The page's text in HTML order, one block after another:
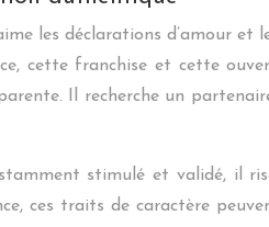
les déclarations d’amour et
cette franchise et cette
Il recherche un
stimulé et validé, il
ces traits de caractère